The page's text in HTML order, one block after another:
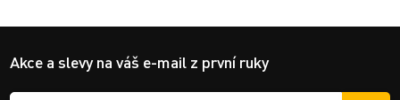
Akce a slevy na váš e-mail z první ruky